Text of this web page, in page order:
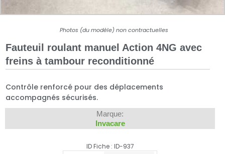
Photos (du modèle) non contractuelles
Fauteuil roulant manuel Action 4NG avec
freins à tambour reconditionné
Contrôle renforcé pour des déplacements
accompagnés sécurisés.
Marque:
Invacare
ID Fiche : ID-937